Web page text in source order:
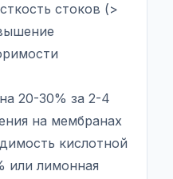
стоков (>
20-30% за 2-4
на мембранах
кислотной
или лимонная